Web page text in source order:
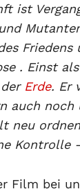
ist
. Einst
Erde. Er
auch
neu
Kontrolle
Film bei